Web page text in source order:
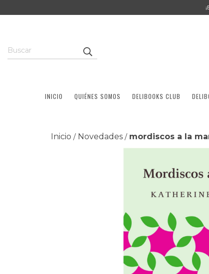
INICIO QUIÉNES SOMOS DELIBOOKS CLUB
Inicio / Novedades / mordiscos a la